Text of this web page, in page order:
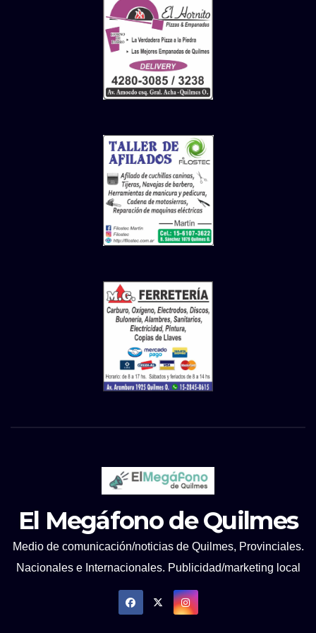
El Megáfono de Quilmes
Medio de comunicación/noticias de Quilmes, Provinciales.
Nacionales e Internacionales. Publicidad/marketing local